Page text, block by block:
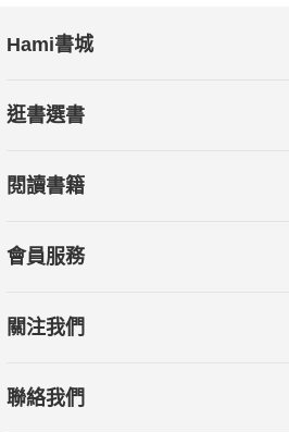
Hami書城
逛書選書
閱讀書籍
會員服務
關注我們
聯絡我們